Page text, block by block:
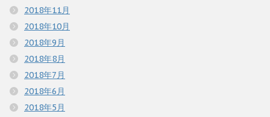
2018年11月
2018年10月
2018年9月
2018年8月
2018年7月
2018年6月
2018年5月